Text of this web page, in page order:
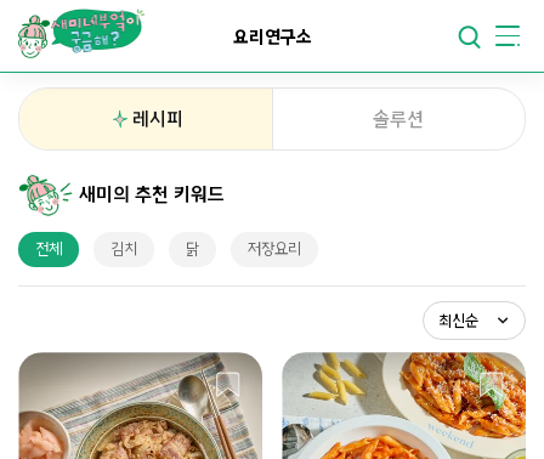
맛있어지는부엌
요리가
요리가
요리연구소
레시피 솔루션
새미의 추천 키워드
전체 김치 닭 저장요리
최신순
조회순